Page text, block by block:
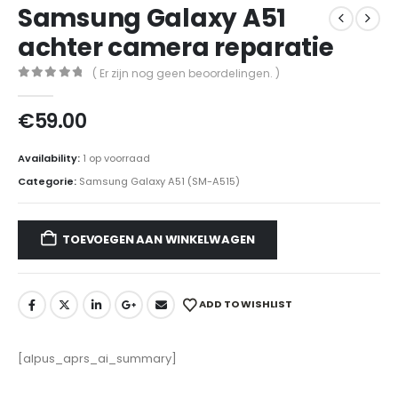
Samsung Galaxy A51
achter camera reparatie
( Er zijn nog geen beoordelingen. )
€59.00
Availability: 1 op voorraad
Categorie: Samsung Galaxy A51 (SM-A515)
TOEVOEGEN AAN WINKELWAGEN
ADD TO WISHLIST
[alpus_aprs_ai_summary]